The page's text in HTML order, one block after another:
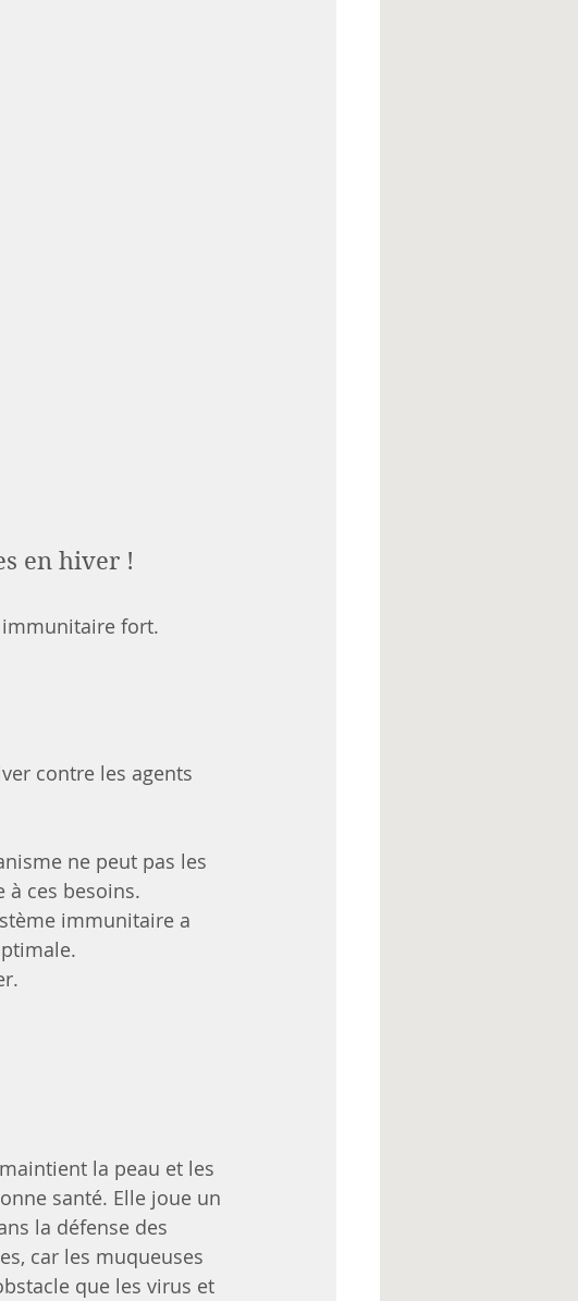
en hiver !
immunitaire fort.
contre les agents
ne peut pas les
ces besoins.
immunitaire a
maintient la peau et les
santé. Elle joue un
la défense des
car les muqueuses
que les virus et